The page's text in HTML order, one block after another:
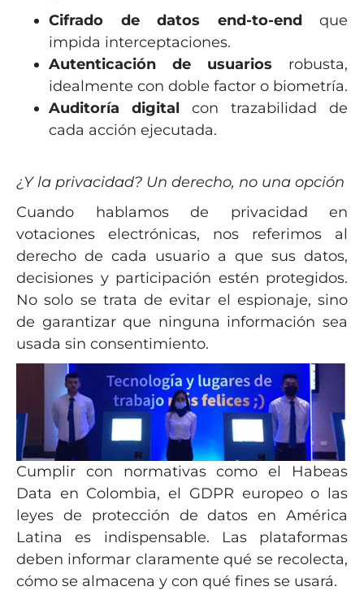
Cifrado de datos end-to-end que
impida interceptaciones.
Autenticación de usuarios robusta,
idealmente con doble factor o biometría.
Auditoría digital con trazabilidad de
cada acción ejecutada.
¿Y la privacidad? Un derecho, no una opción
Cuando hablamos de privacidad en
votaciones electrónicas, nos referimos al
derecho de cada usuario a que sus datos,
decisiones y participación estén protegidos.
No solo se trata de evitar el espionaje, sino
de garantizar que ninguna información sea
usada sin consentimiento.
Cumplir con normativas como el Habeas
Data en Colombia, el GDPR europeo o las
leyes de protección de datos en América
Latina es indispensable. Las plataformas
deben informar claramente qué se recolecta,
cómo se almacena y con qué fines se usará.